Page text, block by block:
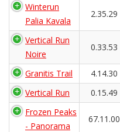
Winterun
Palia Kavala
2.35.29
Vertical Run
Noire
0.33.53
Granitis Trail 4.14.30
Vertical Run
0.15.49
Frozen Peaks
- Panorama
67.11.00